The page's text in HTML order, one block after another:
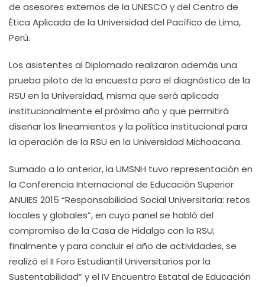
de asesores externos de la UNESCO y del Centro de
Ética Aplicada de la Universidad del Pacífico de Lima,
Perú.
Los asistentes al Diplomado realizaron además una
prueba piloto de la encuesta para el diagnóstico de la
RSU en la Universidad, misma que será aplicada
institucionalmente el próximo año y que permitirá
diseñar los lineamientos y la política institucional para
la operación de la RSU en la Universidad Michoacana.
Sumado a lo anterior, la UMSNH tuvo representación en
la Conferencia Internacional de Educación Superior
ANUIES 2015 “Responsabilidad Social Universitaria: retos
locales y globales”, en cuyo panel se habló del
compromiso de la Casa de Hidalgo con la RSU;
finalmente y para concluir el año de actividades, se
realizó el II Foro Estudiantil Universitarios por la
Sustentabilidad” y el IV Encuentro Estatal de Educación